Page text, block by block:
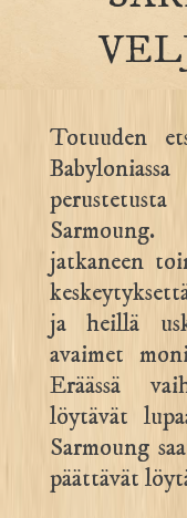
Totuuden
Sarmoung.
jatkaneen
ja heillä
avaimet
Eräässä
löytävät
Sarmoung
päättävät